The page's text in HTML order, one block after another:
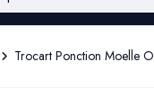
Trocart Ponction Moelle